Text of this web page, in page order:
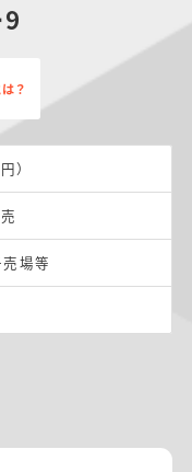
？
）
場等